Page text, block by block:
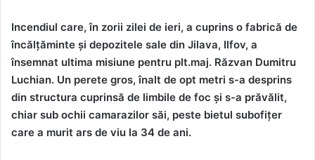
Incendiul care, în zorii zilei de ieri, a cuprins o fabrică de
încălțăminte și depozitele sale din Jilava, Ilfov, a
însemnat ultima misiune pentru plt.maj. Răzvan Dumitru
Luchian. Un perete gros, înalt de opt metri s-a desprins
din structura cuprinsă de limbile de foc și s-a prăvălit,
chiar sub ochii camarazilor săi, peste bietul subofițer
care a murit ars de viu la 34 de ani.